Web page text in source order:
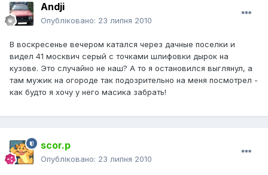
Andji
Опубліковано: 23 липня 2010
В воскресенье вечером катался через дачные поселки и
видел 41 москвич серый с точками шлифовки дырок на
кузове. Это случайно не наш? А то я остановился выглянул, а
там мужик на огороде так подозрительно на меня посмотрел -
как будто я хочу у него масика забрать!
scor.p
Опубліковано: 23 липня 2010